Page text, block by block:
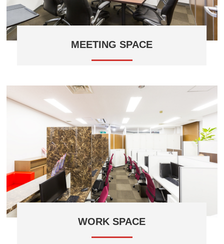
MEETING SPACE
WORK SPACE